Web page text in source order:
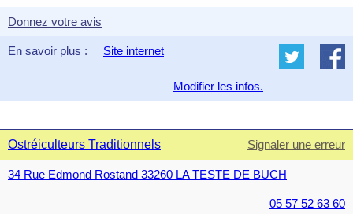
Donnez votre avis
En savoir plus : Site internet
Modifier les infos.
Ostréiculteurs Traditionnels Signaler une erreur
34 Rue Edmond Rostand 33260 LA TESTE DE BUCH
05 57 52 63 60